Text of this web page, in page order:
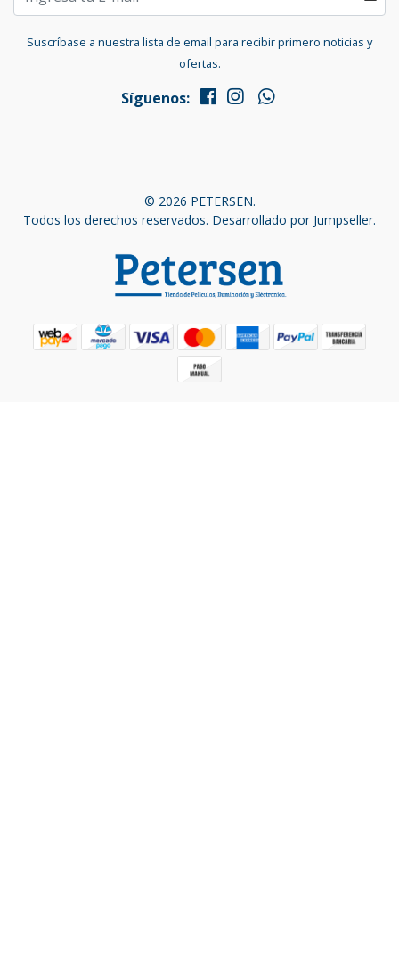
Suscríbase a nuestra lista de email para recibir primero noticias y
ofertas.
Síguenos:
© 2026 PETERSEN.
Todos los derechos reservados. Desarrollado por Jumpseller.